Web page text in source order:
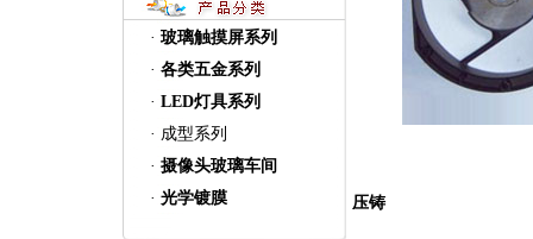
· 玻璃触摸屏系列
· 各类五金系列
· LED灯具系列
· 成型系列
· 摄像头玻璃车间
· 光学镀膜 压铸